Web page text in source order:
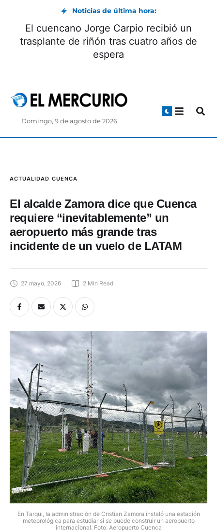
Noticias de última hora:
El cuencano Jorge Carpio recibió un
trasplante de riñón tras cuatro años de
espera
Domingo, 9 de agosto de 2026
ACTUALIDAD CUENCA
El alcalde Zamora dice que Cuenca
requiere “inevitablemente” un
aeropuerto más grande tras
incidente de un vuelo de LATAM
27 mayo, 2026 2 Min Read
En Tarqui, la administración de Cristian Zamora instaló una estación
meteorológica para estudiar si se puede construir un aeropuerto
internacional. Foto: Aeropuerto Cuenca